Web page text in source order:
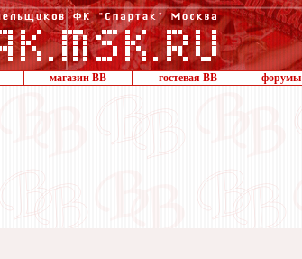
магазин ВВ гостевая ВВ форумы